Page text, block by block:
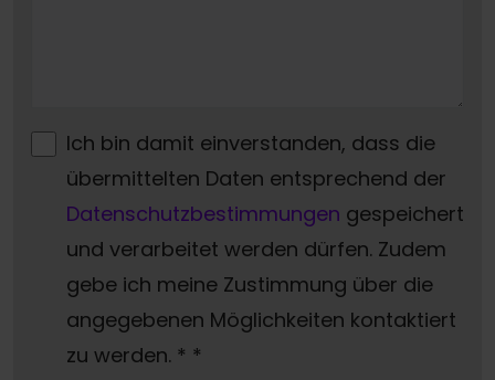
Ich bin damit einverstanden, dass die
übermittelten Daten entsprechend der
Datenschutzbestimmungen gespeichert
und verarbeitet werden dürfen. Zudem
gebe ich meine Zustimmung über die
angegebenen Möglichkeiten kontaktiert
zu werden. * *